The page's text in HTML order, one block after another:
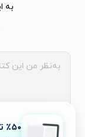
به
٪۵۰ تخفیف ویژۀ اولین خرید